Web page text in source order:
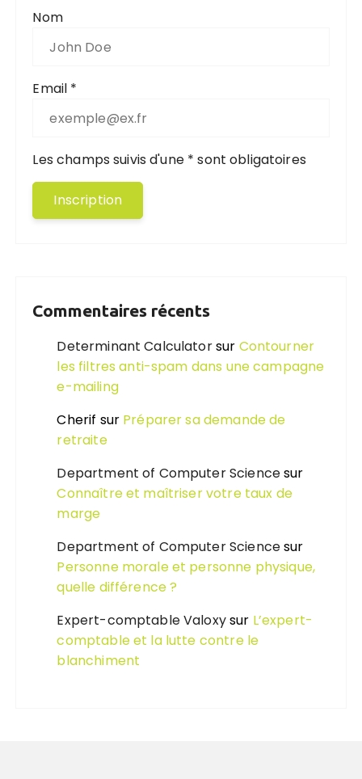
Nom
Email *
Les champs suivis d'une * sont obligatoires
Commentaires récents
Determinant Calculatorsur Contourner
les filtres anti-spam dans une campagne
e-mailing
Cherif sur Préparer sa demande de
retraite
Department of Computer Sciencesur
Connaître et maîtriser votre taux de
marge
Department of Computer Sciencesur
Personne morale et personne physique,
quelle différence ?
Expert-comptable Valoxysur L’expert-
comptable et la lutte contre le
blanchiment